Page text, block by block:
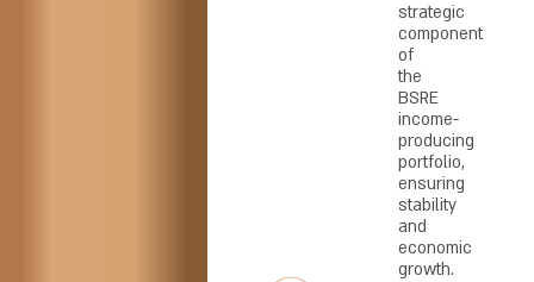
strategic
component
of
the
BSRE
income-
producing
portfolio,
ensuring
stability
and
economic
growth.